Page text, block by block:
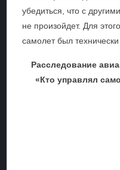
убедиться, что с
не произойдет. Для
самолет был технически
Расследование
«Кто управлял